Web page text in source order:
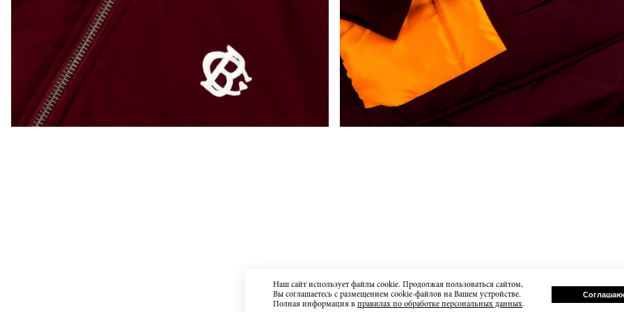
Наш сайт использует файлы cookie. Продолжая пользоваться сайтом,
Вы соглашаетесь с размещением cookie-файлов на Вашем устройстве.
Полная информация в правилах по обработке персональных данных.